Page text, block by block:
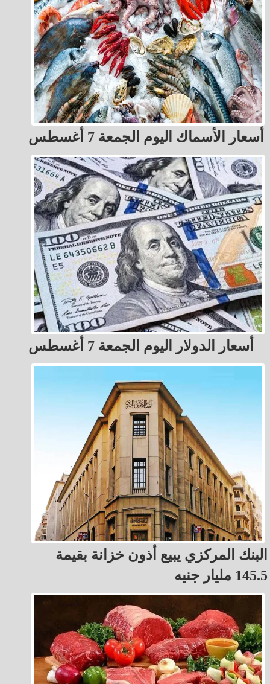
أسعار الأسماك اليوم الجمعة 7 أغسطس
أسعار الدولار اليوم الجمعة 7 أغسطس
البنك المركزي يبيع أذون خزانة بقيمة
145.5 مليار جنيه